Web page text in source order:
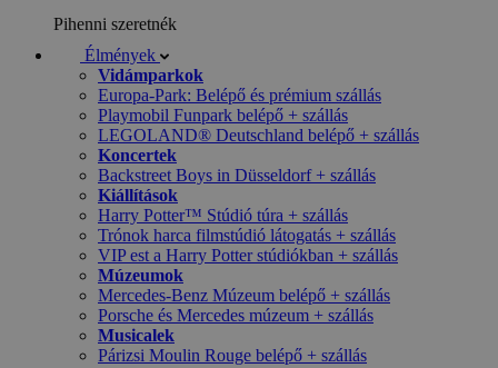
Pihenni szeretnék
Élmények
Vidámparkok
Europa-Park: Belépő és prémium szállás
Playmobil Funpark belépő + szállás
LEGOLAND® Deutschland belépő + szállás
Koncertek
Backstreet Boys in Düsseldorf + szállás
Kiállítások
Harry Potter™ Stúdió túra + szállás
Trónok harca filmstúdió látogatás + szállás
VIP est a Harry Potter stúdiókban + szállás
Múzeumok
Mercedes-Benz Múzeum belépő + szállás
Porsche és Mercedes múzeum + szállás
Musicalek
Párizsi Moulin Rouge belépő + szállás